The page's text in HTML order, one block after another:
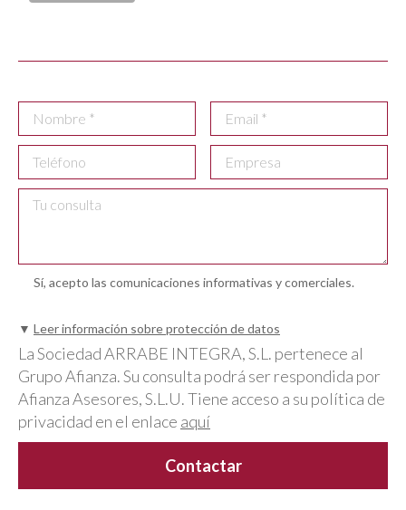
Sí, acepto las comunicaciones informativas y comerciales.
▼ Leer información sobre protección de datos
La Sociedad ARRABE INTEGRA, S.L. pertenece al
Grupo Afianza. Su consulta podrá ser respondida por
Afianza Asesores, S.L.U. Tiene acceso a su política de
privacidad en el enlace aquí